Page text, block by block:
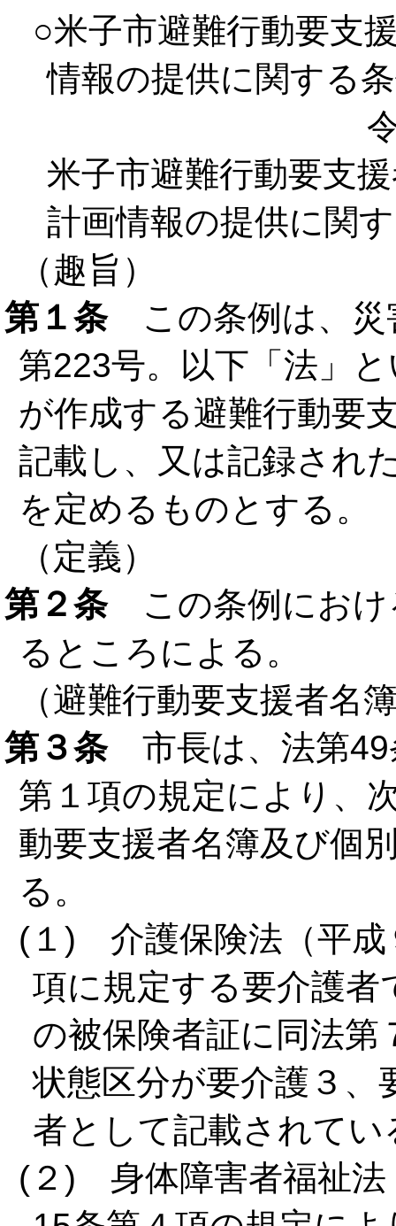
○米子市避難行動要支
情報の提供に関する
米子市避難行動要支
計画情報の提供に関
（趣旨）
第１条この条例は、災
第223号。以下「法」
が作成する避難行動要
記載し、又は記録され
を定めるものとする。
（定義）
第２条この条例におけ
るところによる。
（避難行動要支援者名
第３条市長は、法第49
第１項の規定により、
動要支援者名簿及び個
る。
(１) 介護保険法（平成
項に規定する要介護者
の被保険者証に同法第
状態区分が要介護３、
者として記載されてい
(２) 身体障害者福祉法